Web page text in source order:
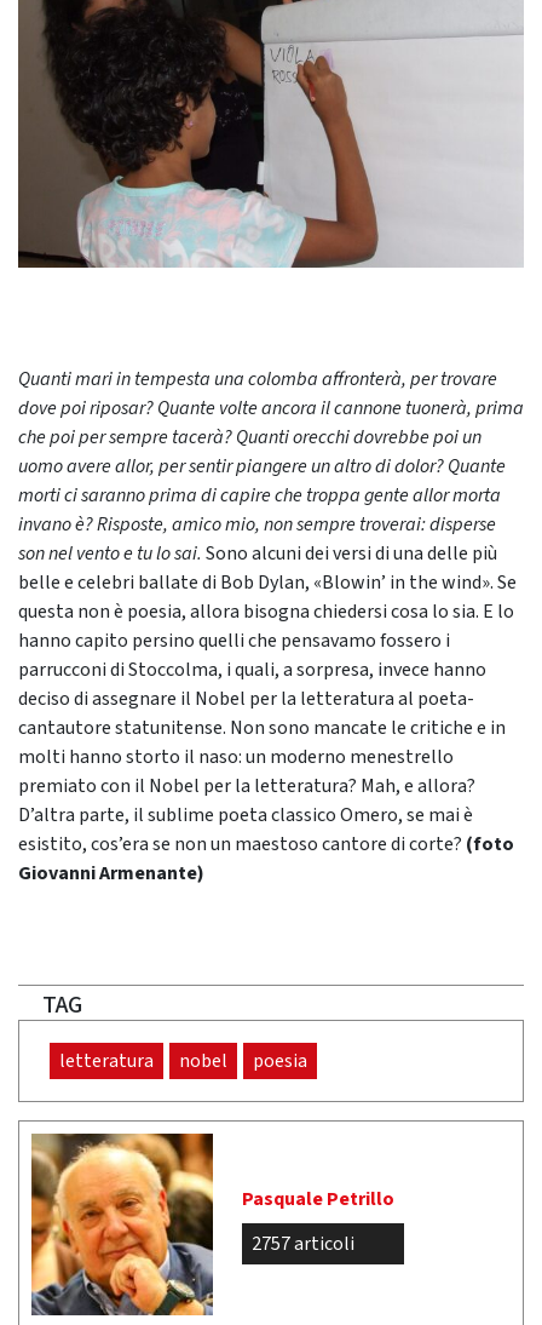
Quanti mari in tempesta una colomba affronterà, per trovare
dove poi riposar? Quante volte ancora il cannone tuonerà, prima
che poi per sempre tacerà? Quanti orecchi dovrebbe poi un
uomo avere allor, per sentir piangere un altro di dolor? Quante
morti ci saranno prima di capire che troppa gente allor morta
invano è? Risposte, amico mio, non sempre troverai: disperse
son nel vento e tu lo sai. Sono alcuni dei versi di una delle più
belle e celebri ballate di Bob Dylan, «Blowin’ in the wind». Se
questa non è poesia, allora bisogna chiedersi cosa lo sia. E lo
hanno capito persino quelli che pensavamo fossero i
parrucconi di Stoccolma, i quali, a sorpresa, invece hanno
deciso di assegnare il Nobel per la letteratura al poeta-
cantautore statunitense. Non sono mancate le critiche e in
molti hanno storto il naso: un moderno menestrello
premiato con il Nobel per la letteratura? Mah, e allora?
D’altra parte, il sublime poeta classico Omero, se mai è
esistito, cos’era se non un maestoso cantore di corte? (foto
Giovanni Armenante)
TAG
letteratura nobel poesia
Pasquale Petrillo
2757 articoli